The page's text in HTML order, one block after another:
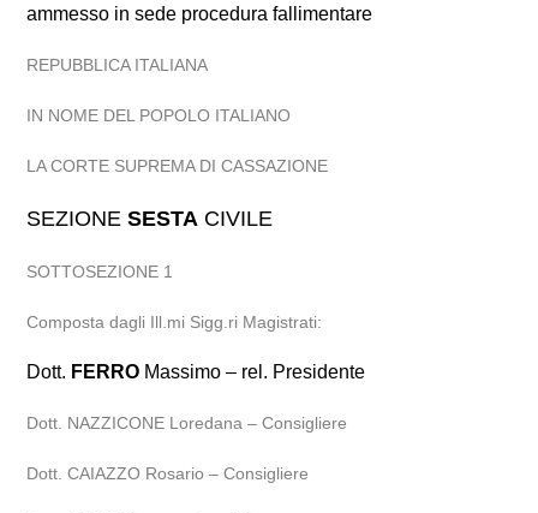
ammesso in sede procedura fallimentare
REPUBBLICA ITALIANA
IN NOME DEL POPOLO ITALIANO
LA CORTE SUPREMA DI CASSAZIONE
SEZIONESESTA CIVILE
SOTTOSEZIONE 1
Composta dagli Ill.mi Sigg.ri Magistrati:
Dott. FERRO Massimo – rel. Presidente
Dott. NAZZICONE Loredana – Consigliere
Dott. CAIAZZO Rosario – Consigliere